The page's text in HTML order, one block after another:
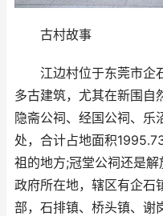
古村故事
江边村位于东莞市企
多古建筑，尤其在新围自
隐斋公祠、经国公祠、乐
处，合计占地面积
祖的地方;冠堂公祠还是
政府所在地，辖区有企石
部，石排镇、桥头镇、谢